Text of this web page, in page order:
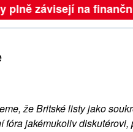
závisejí na
že Britské listy jako
fóra jakémukoliv